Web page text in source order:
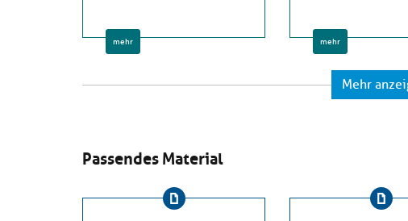
mehr mehr
Mehr
Passendes Material